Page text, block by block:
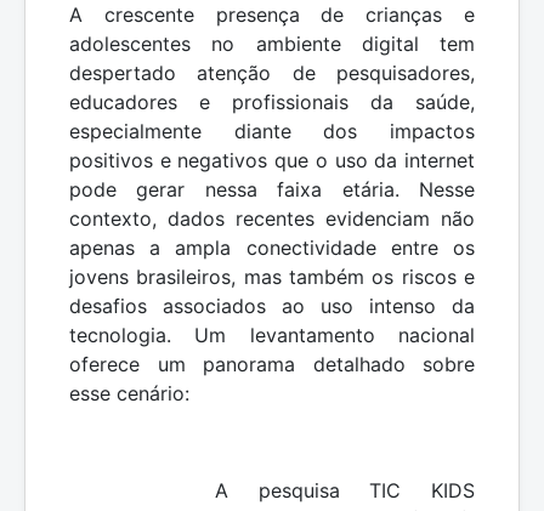
A crescente presença de crianças e
adolescentes no ambiente digital tem
despertado atenção de pesquisadores,
educadores e profissionais da saúde,
especialmente diante dos impactos
positivos e negativos que o uso da internet
pode gerar nessa faixa etária. Nesse
contexto, dados recentes evidenciam não
apenas a ampla conectividade entre os
jovens brasileiros, mas também os riscos e
desafios associados ao uso intenso da
tecnologia. Um levantamento nacional
oferece um panorama detalhado sobre
esse cenário:
A pesquisa TIC KIDS